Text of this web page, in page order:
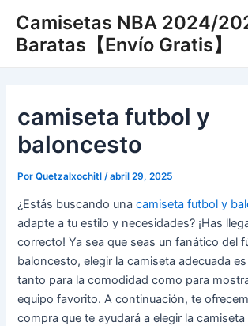
contenido
Camisetas NBA 2024/
Baratas【Envío Gratis】
camiseta futbol y
baloncesto
PorQuetzalxochitl/abril 29, 2025
¿Estás buscando unacamiseta futbol y
adapte a tu estilo y necesidades? ¡Has
correcto! Ya sea que seas un fanático del
baloncesto, elegir la camiseta adecuada
tanto para la comodidad como para
equipo favorito. A continuación, te
compra que te ayudará a elegir la